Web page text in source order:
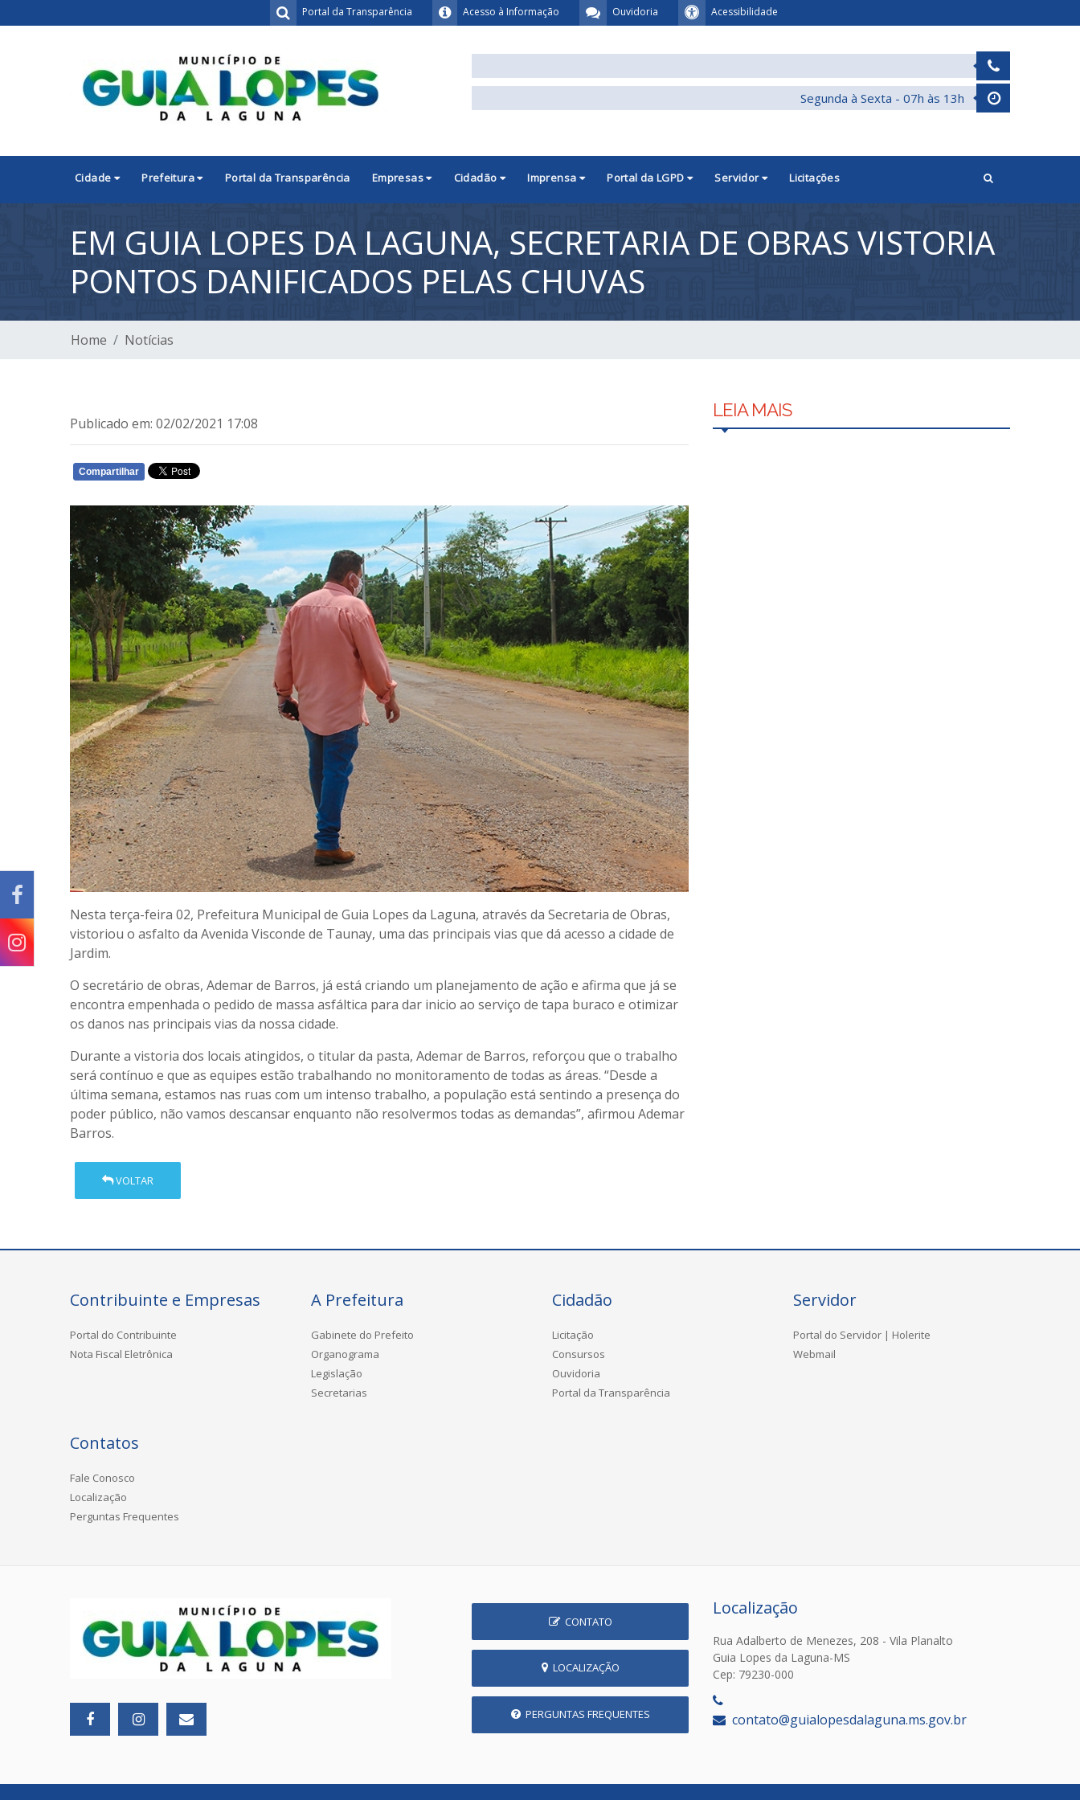
Acessibilidade
Ouvidoria
Acesso à Informação
Portal da Transparência
Segunda à Sexta - 07h às 13h
Cidade Prefeitura Portal da Transparência Empresas Cidadão Imprensa Portal da LGPD Servidor Licitações
EM GUIA LOPES DA LAGUNA, SECRETARIA DE OBRAS VISTORIA
PONTOS DANIFICADOS PELAS CHUVAS
Home Notícias
Publicado em: 02/02/2021 17:08
Compartilhar
Nesta terça-feira 02, Prefeitura Municipal de Guia Lopes da Laguna, através da Secretaria de Obras,
vistoriou o asfalto da Avenida Visconde de Taunay, uma das principais vias que dá acesso a cidade de
Jardim.
O secretário de obras, Ademar de Barros, já está criando um planejamento de ação e afirma que já se
encontra empenhada o pedido de massa asfáltica para dar inicio ao serviço de tapa buraco e otimizar
os danos nas principais vias da nossa cidade.
Durante a vistoria dos locais atingidos, o titular da pasta, Ademar de Barros, reforçou que o trabalho
será contínuo e que as equipes estão trabalhando no monitoramento de todas as áreas. “Desde a
última semana, estamos nas ruas com um intenso trabalho, a população está sentindo a presença do
poder público, não vamos descansar enquanto não resolvermos todas as demandas”, afirmou Ademar
Barros.
VOLTAR
LEIA MAIS
Contribuinte e Empresas
Portal do Contribuinte
Nota Fiscal Eletrônica
A Prefeitura
Gabinete do Prefeito
Organograma
Legislação
Secretarias
Cidadão
Licitação
Consursos
Ouvidoria
Portal da Transparência
Servidor
Portal do Servidor | Holerite
Webmail
Contatos
Fale Conosco
Localização
Perguntas Frequentes
CONTATO
LOCALIZAÇÃO
PERGUNTAS FREQUENTES
Localização
Rua Adalberto de Menezes, 208 - Vila Planalto
Guia Lopes da Laguna-MS
Cep: 79230-000
contato@guialopesdalaguna.ms.gov.br